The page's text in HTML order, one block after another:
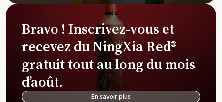
Bravo ! Inscrivez-vous et
recevez du NingXia Red®
gratuit tout au long du mois
d’août.
En savoir plus